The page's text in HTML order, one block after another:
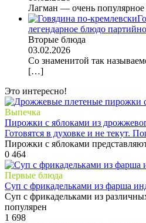
Лагман — очень популярное
легендарное блюдо
Вторые блюда
03.02.2026
Со знаменитой так
[…]
Это интересно!
Выпечка
Пирожки с яблоками из
Готовятся в духовке и не текут.
Пирожки с яблоками
0 464
Первые блюда
Суп с фрикадельками из фарша
Суп с фрикадельками из
популярен
1 698